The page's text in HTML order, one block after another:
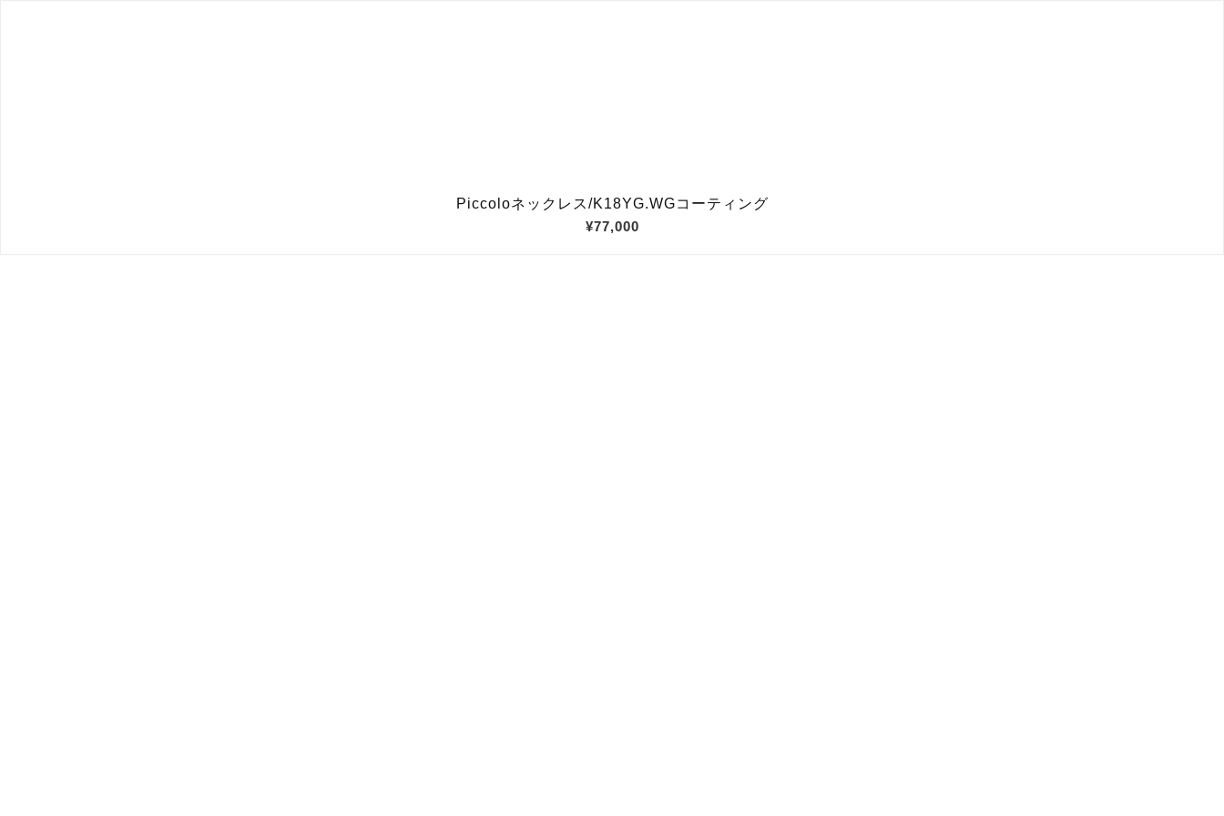
Piccoloネックレス/K18YG.WGコーティング
¥77,000